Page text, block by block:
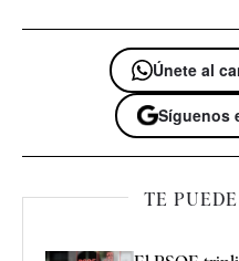
Únete al
Síguenos
TE